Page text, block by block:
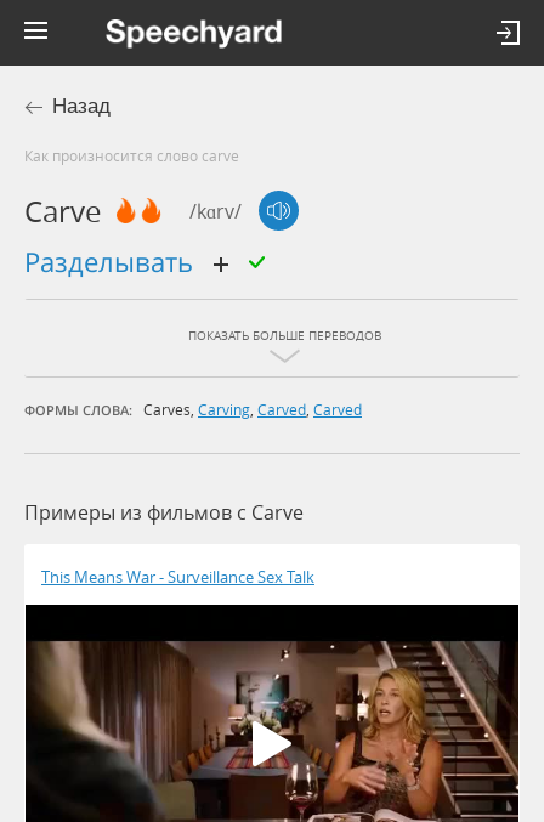
Назад
Как произносится слово carve
Carve /kɑrv/
разделывать
ПОКАЗАТЬ БОЛЬШЕ ПЕРЕВОДОВ
ФОРМЫ СЛОВА: Carves, Carving, Carved, Carved
Примеры из фильмов c Carve
This Means War - Surveillance Sex Talk